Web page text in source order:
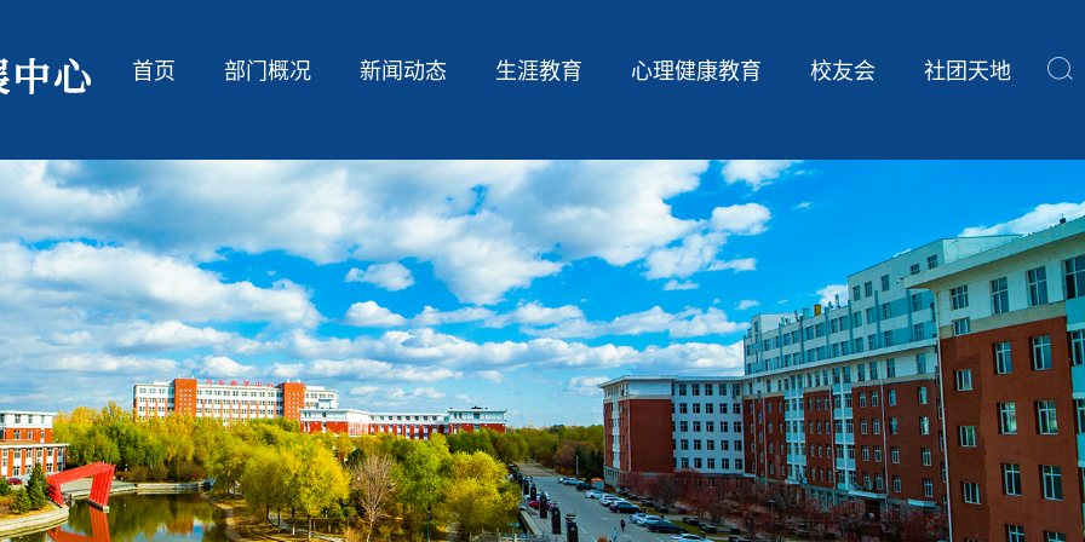
首页 部门概况 新闻动态 生涯教育 心理健康教育 校友会 社团天地